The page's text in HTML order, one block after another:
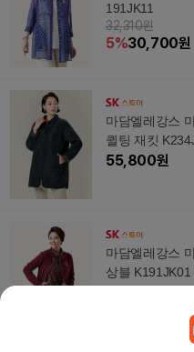
191JK11
32,310원
5%30,700원
마담엘레강스
퀼팅 재킷
55,800원
마담엘레강스
상블 K191JK01